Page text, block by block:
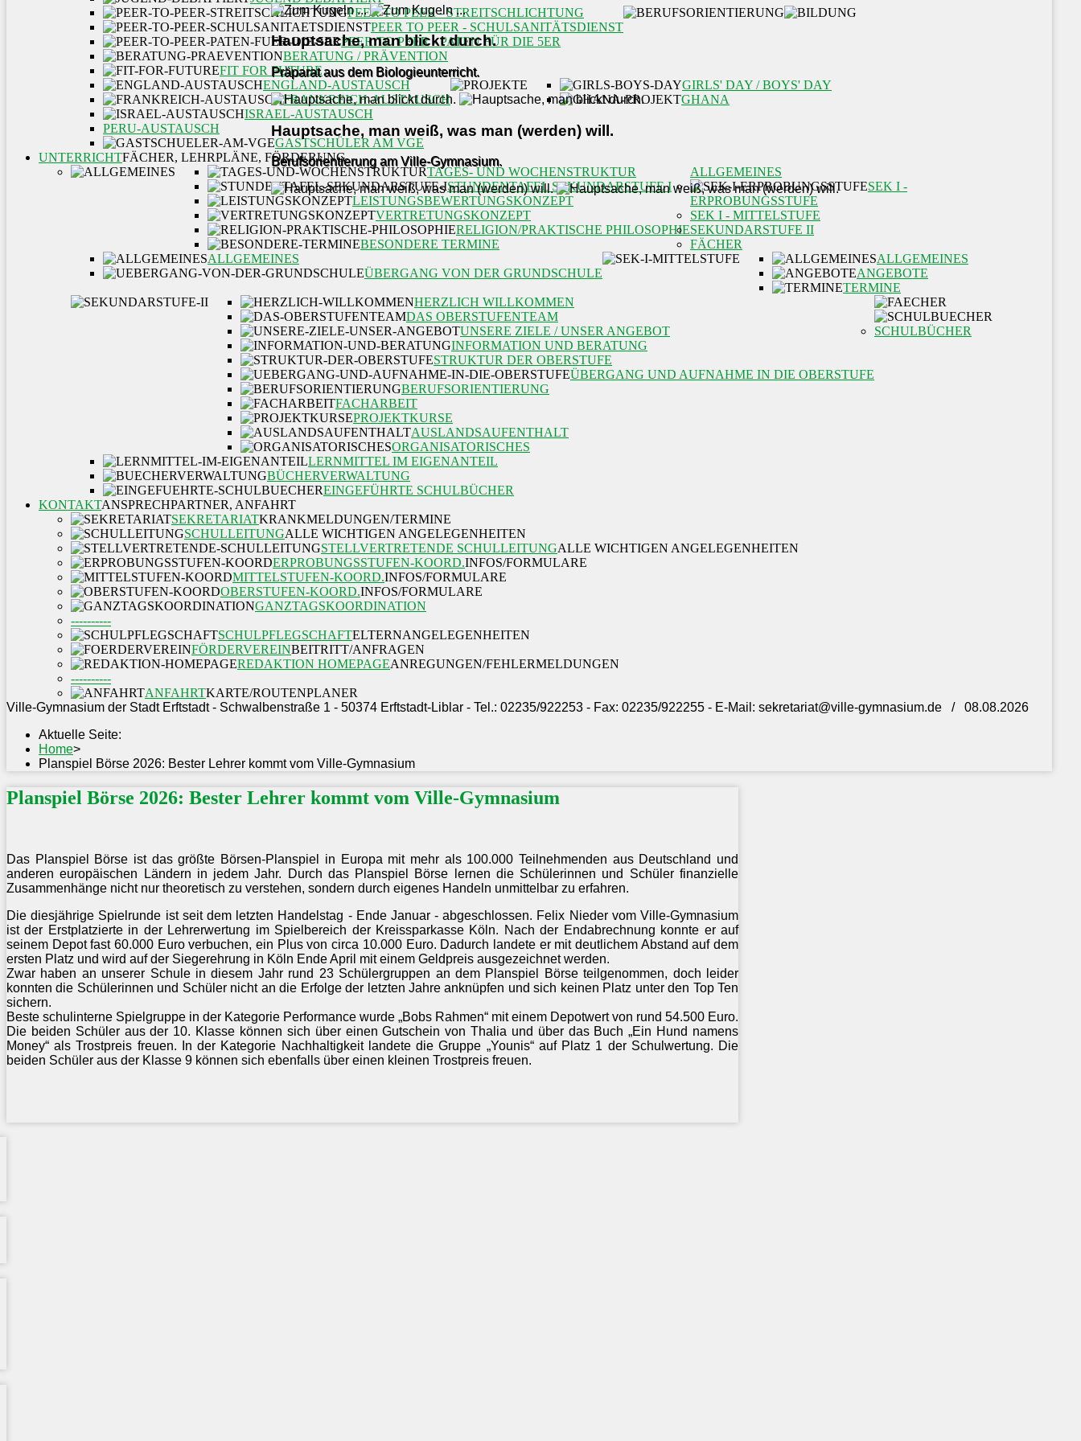
Hauptsache, man blickt durch.
Präparat aus dem Biologieunterricht.
Hauptsache, man weiß, was man (werden) will.
Berufsorientierung am Ville-Gymnasium.
PEER TO PEER - STREITSCHLICHTUNG
PEER TO PEER - SCHULSANITÄTSDIENST
PEER TO PEER - PATEN FÜR DIE 5ER
BERATUNG / PRÄVENTION
FIT FOR FUTURE
ENGLAND-AUSTAUSCH
FRANKREICH-AUSTAUSCH
ISRAEL-AUSTAUSCH
PERU-AUSTAUSCH
GASTSCHÜLER AM VGE
GIRLS' DAY / BOYS' DAY
GHANA
UNTERRICHTFÄCHER, LEHRPLÄNE, FÖRDERUNG
ALLGEMEINES
TAGES- UND WOCHENSTRUKTUR
STUNDENTAFEL SEKUNDARSTUFE I
LEISTUNGSBEWERTUNGSKONZEPT
VERTRETUNGSKONZEPT
RELIGION/PRAKTISCHE PHILOSOPHIE
BESONDERE TERMINE
SEK I -
ERPROBUNGSSTUFE
ALLGEMEINES
ÜBERGANG VON DER GRUNDSCHULE
SEK I - MITTELSTUFE
ALLGEMEINES
ANGEBOTE
TERMINE
SEKUNDARSTUFE II
HERZLICH WILLKOMMEN
DAS OBERSTUFENTEAM
UNSERE ZIELE / UNSER ANGEBOT
INFORMATION UND BERATUNG
STRUKTUR DER OBERSTUFE
ÜBERGANG UND AUFNAHME IN DIE OBERSTUFE
BERUFSORIENTIERUNG
FACHARBEIT
PROJEKTKURSE
AUSLANDSAUFENTHALT
ORGANISATORISCHES
FÄCHER
SCHULBÜCHER
LERNMITTEL IM EIGENANTEIL
BÜCHERVERWALTUNG
EINGEFÜHRTE SCHULBÜCHER
KONTAKTANSPRECHPARTNER, ANFAHRT
SEKRETARIATKRANKMELDUNGEN/TERMINE
SCHULLEITUNGALLE WICHTIGEN ANGELEGENHEITEN
STELLVERTRETENDE SCHULLEITUNGALLE WICHTIGEN ANGELEGENHEITEN
ERPROBUNGSSTUFEN-KOORD.INFOS/FORMULARE
MITTELSTUFEN-KOORD.INFOS/FORMULARE
OBERSTUFEN-KOORD.INFOS/FORMULARE
GANZTAGSKOORDINATION
----------
SCHULPFLEGSCHAFTELTERNANGELEGENHEITEN
FÖRDERVEREINBEITRITT/ANFRAGEN
REDAKTION HOMEPAGEANREGUNGEN/FEHLERMELDUNGEN
----------
ANFAHRTKARTE/ROUTENPLANER
Ville-Gymnasium der Stadt Erftstadt - Schwalbenstraße 1 - 50374 Erftstadt-Liblar - Tel.: 02235/922253 - Fax: 02235/922255 - E-Mail: sekretariat@ville-gymnasium.de / 08.08.2026
Aktuelle Seite:
Home>
Planspiel Börse 2026: Bester Lehrer kommt vom Ville-Gymnasium
Planspiel Börse 2026: Bester Lehrer kommt vom Ville-Gymnasium
Das Planspiel Börse ist das größte Börsen-Planspiel in Europa mit mehr als 100.000 Teilnehmenden aus Deutschland und
anderen europäischen Ländern in jedem Jahr. Durch das Planspiel Börse lernen die Schülerinnen und Schüler finanzielle
Zusammenhänge nicht nur theoretisch zu verstehen, sondern durch eigenes Handeln unmittelbar zu erfahren.
Die diesjährige Spielrunde ist seit dem letzten Handelstag - Ende Januar - abgeschlossen. Felix Nieder vom Ville-Gymnasium
ist der Erstplatzierte in der Lehrerwertung im Spielbereich der Kreissparkasse Köln. Nach der Endabrechnung konnte er auf
seinem Depot fast 60.000 Euro verbuchen, ein Plus von circa 10.000 Euro. Dadurch landete er mit deutlichem Abstand auf dem
ersten Platz und wird auf der Siegerehrung in Köln Ende April mit einem Geldpreis ausgezeichnet werden.
Zwar haben an unserer Schule in diesem Jahr rund 23 Schülergruppen an dem Planspiel Börse teilgenommen, doch leider
konnten die Schülerinnen und Schüler nicht an die Erfolge der letzten Jahre anknüpfen und sich keinen Platz unter den Top Ten
sichern.
Beste schulinterne Spielgruppe in der Kategorie Performance wurde „Bobs Rahmen“ mit einem Depotwert von rund 54.500 Euro.
Die beiden Schüler aus der 10. Klasse können sich über einen Gutschein von Thalia und über das Buch „Ein Hund namens
Money“ als Trostpreis freuen. In der Kategorie Nachhaltigkeit landete die Gruppe „Younis“ auf Platz 1 der Schulwertung. Die
beiden Schüler aus der Klasse 9 können sich ebenfalls über einen kleinen Trostpreis freuen.